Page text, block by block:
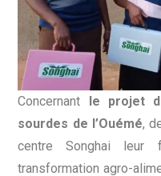
Concernant
le projet
sourdes de l’Ouémé,
centre Songhai leur
transformation agro-